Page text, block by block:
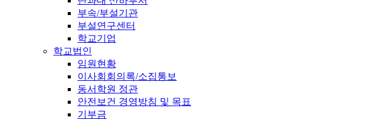
부속/부설기관
부설연구센터
학교기업
학교법인
임원현황
이사회회의록/소집통보
동서학원 정관
안전보건 경영방침 및 목표
기부금